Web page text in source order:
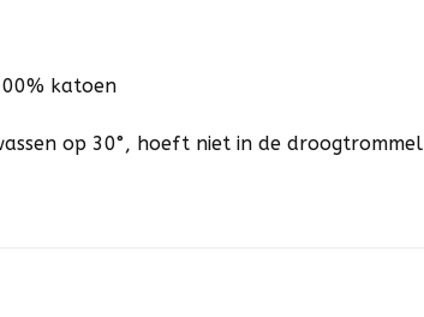
katoen
op 30°, hoeft niet in de droogtrommel